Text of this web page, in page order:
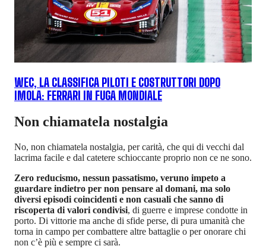
WEC, LA CLASSIFICA PILOTI E COSTRUTTORI DOPO
IMOLA: FERRARI IN FUGA MONDIALE
Non chiamatela nostalgia
No, non chiamatela nostalgia, per carità, che qui di vecchi dal
lacrima facile e dal catetere schioccante proprio non ce ne sono.
Zero reducismo, nessun passatismo, veruno impeto a
guardare indietro per non pensare al domani, ma solo
diversi episodi coincidenti e non casuali che sanno di
riscoperta di valori condivisi, di guerre e imprese condotte in
porto. Di vittorie ma anche di sfide perse, di pura umanità che
torna in campo per combattere altre battaglie o per onorare chi
non c’è più e sempre ci sarà.